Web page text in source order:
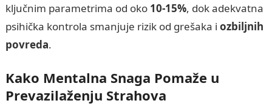
ključnim parametrima od oko 10-15%, dok adekvatna
psihička kontrola smanjuje rizik od grešaka i ozbiljnih
povreda.
Kako Mentalna Snaga Pomaže u
Prevazilaženju Strahova